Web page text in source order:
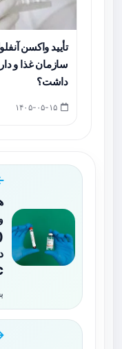
تأیید واکسن
سازمان غذا و
داشت؟